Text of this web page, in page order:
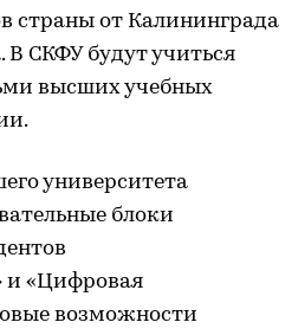
страны от Калининграда
В СКФУ будут учиться
высших учебных
университета
блоки
и «Цифровая
возможности